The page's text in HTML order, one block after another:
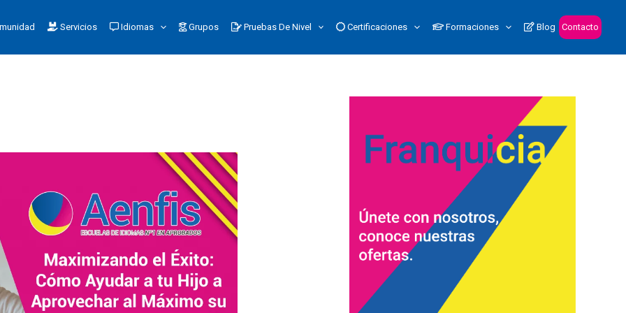
Servicios Idiomas Grupos Pruebas De Nivel Certificaciones Formaciones Blog Contacto